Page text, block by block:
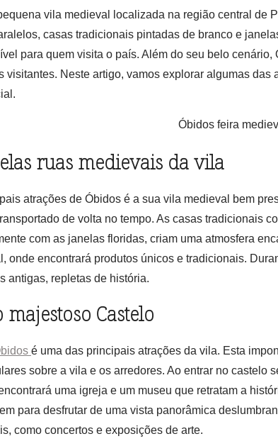
vila medieval localizada na região central de
casas tradicionais pintadas de branco e
para quem visita o país. Além do seu belo
visitantes. Neste artigo, vamos explorar algumas
ruas medievais da vila
atrações de Óbidos é a sua vila medieval bem
de volta no tempo. As casas tradicionais
com as janelas floridas, criam uma atmosfera
onde encontrará produtos únicos e tradicionais.
antigas, repletas de história.
Castelo
é uma das principais atrações da vila. Esta
sobre a vila e os arredores. Ao entrar no castelo
uma igreja e um museu que retratam a
para desfrutar de uma vista panorâmica
como concertos e exposições de arte.